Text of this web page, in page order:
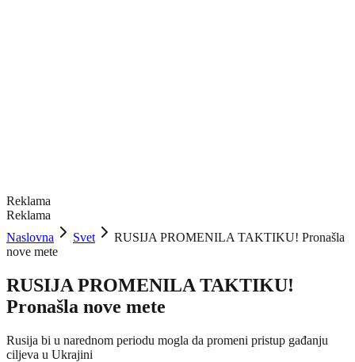
Reklama
Reklama
Naslovna
Svet
RUSIJA PROMENILA TAKTIKU! Pronašla
nove mete
RUSIJA PROMENILA TAKTIKU!
Pronašla nove mete
Rusija bi u narednom periodu mogla da promeni pristup gađanju
ciljeva u Ukrajini